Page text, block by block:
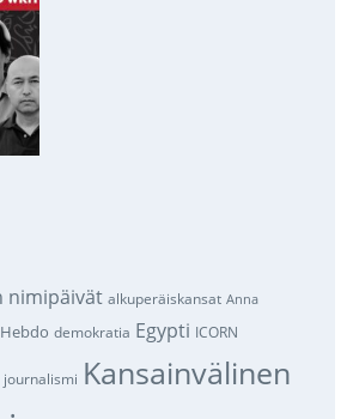
nimipäivät alkuperäiskansat Anna
demokratia Egypti ICORN
journalismi Kansainvälinen